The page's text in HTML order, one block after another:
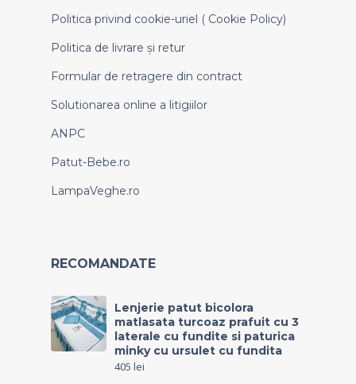
Politica privind cookie-uriel ( Cookie Policy)
Politica de livrare și retur
Formular de retragere din contract
Solutionarea online a litigiilor
ANPC
Patut-Bebe.ro
LampaVeghe.ro
RECOMANDATE
Lenjerie patut bicolora
matlasata turcoaz prafuit cu 3
laterale cu fundite si paturica
minky cu ursulet cu fundita
405 lei